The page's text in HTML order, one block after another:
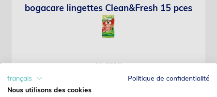
bogacare lingettes Clean&Fresh 15 pces
N°: 3916
Le prix s’affiche uniquement lorsque vous êtes connecté
français
Politique de confidentialité
Nous utilisons des cookies